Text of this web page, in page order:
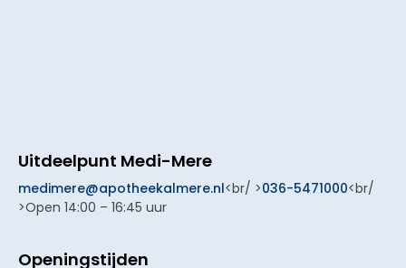
Uitdeelpunt Medi-Mere
medimere@apotheekalmere.nl<br/ >036-5471000<br/
>Open 14:00 – 16:45 uur
Openingstijden